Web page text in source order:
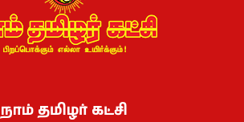
நாம் தமிழர் கட்சி